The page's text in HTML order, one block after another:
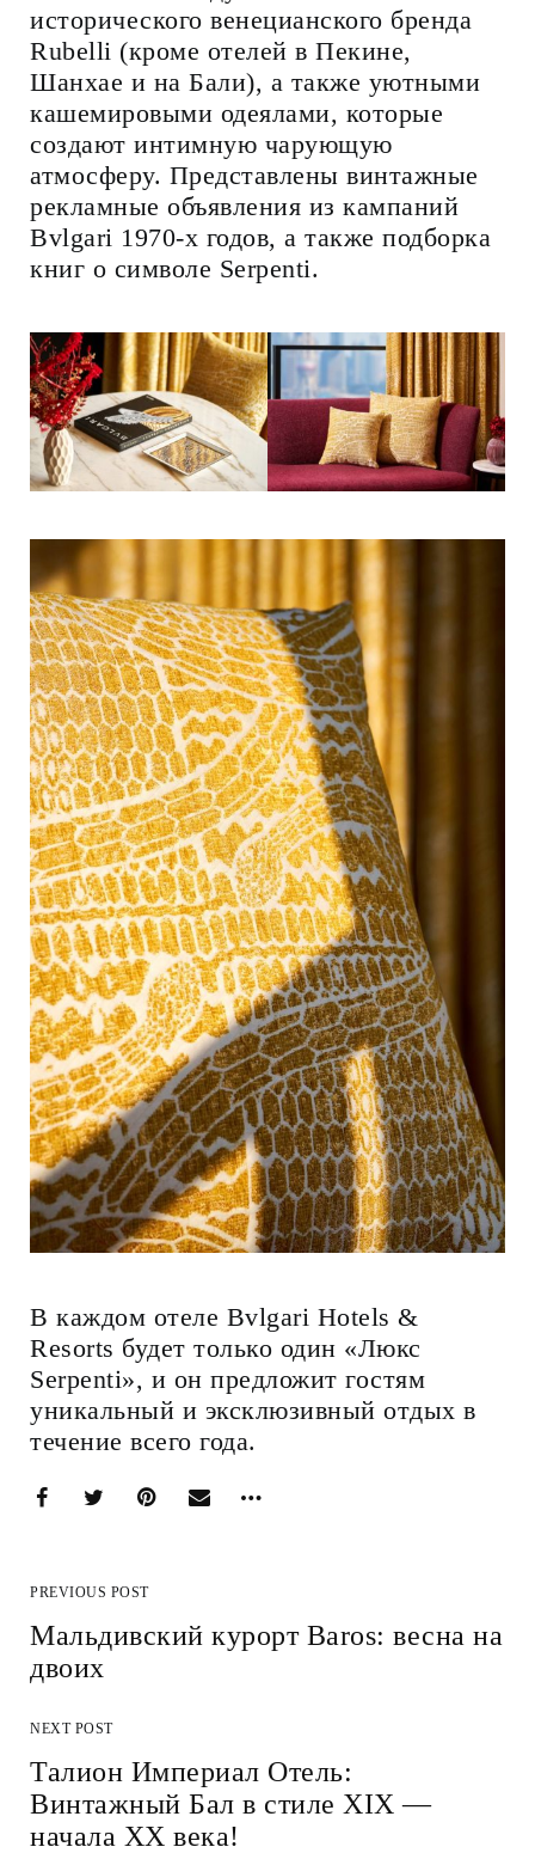
исторического венецианского бренда
Rubelli (кроме отелей в Пекине,
Шанхае и на Бали), а также уютными
кашемировыми одеялами, которые
создают интимную чарующую
атмосферу. Представлены винтажные
рекламные объявления из кампаний
Bvlgari 1970-х годов, а также подборка
книг о символе Serpenti.
В каждом отеле Bvlgari Hotels &
Resorts будет только один «Люкс
Serpenti», и он предложит гостям
уникальный и эксклюзивный отдых в
течение всего года.
PREVIOUS POST
Мальдивский курорт Baros: весна на
двоих
NEXT POST
Талион Империал Отель:
Винтажный Бал в стиле XIX —
начала XX века!